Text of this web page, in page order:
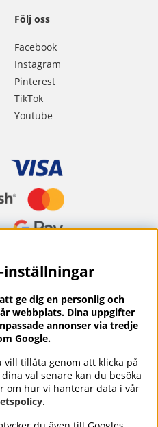
Följ oss
Facebook
Instagram
Pinterest
TikTok
Youtube
av nyheter och
på⭐ Trustpilot
inställningar
ge dig en personlig och
webbplats. Dina uppgifter
annonser via tredje
Google.
vill tillåta genom att klicka på
val senare kan du besöka
om hur vi hanterar data i vår
.